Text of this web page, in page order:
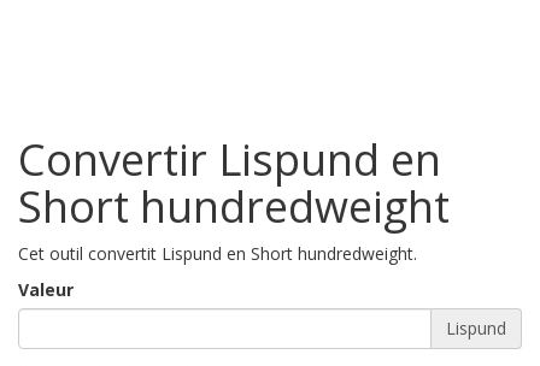
Convertir Lispund en
Short hundredweight
Cet outil convertit Lispund en Short hundredweight.
Valeur
Lispund